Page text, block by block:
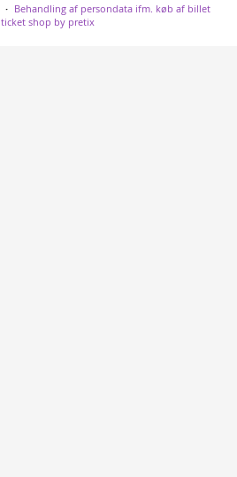
Behandling af persondata ifm. køb af billet
ticket shop by pretix